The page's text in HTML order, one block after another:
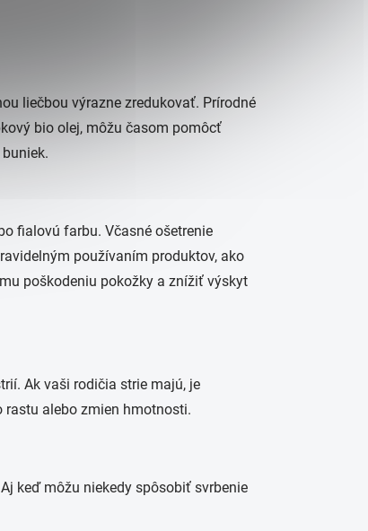
liečbou výrazne zredukovať. Prírodné
bio olej, môžu časom pomôcť
fialovú farbu. Včasné ošetrenie
používaním produktov, ako
poškodeniu pokožky a znížiť výskyt
Ak vaši rodičia strie majú, je
rastu alebo zmien hmotnosti.
keď môžu niekedy spôsobiť svrbenie